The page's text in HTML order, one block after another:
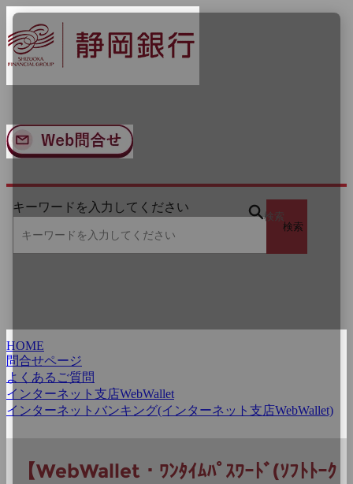
ビ
ゲ
ー
シ
へ
ス
ッ
プ
イ
ン
コ
ン
ツ
へ
キ
ッ
プ
キーワードを入力してください
検索
検索
HOME
問合せページ
よくあるご質問
インターネット支店WebWallet
インターネットバンキング(インターネット支店WebWallet)
【WebWallet・ﾜﾝﾀｲﾑﾊﾟｽﾜｰﾄﾞ(ｿﾌﾄﾄｰｸ